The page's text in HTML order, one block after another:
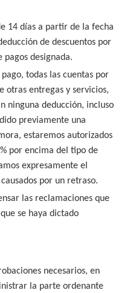
14 días a partir de la fecha
de descuentos por
designada.
todas las cuentas por
otras entregas y servicios,
ninguna deducción, incluso
previamente una
estaremos autorizados
por encima del tipo de
expresamente el
por un retraso.
las reclamaciones que
se haya dictado
necesarios, en
la parte ordenante